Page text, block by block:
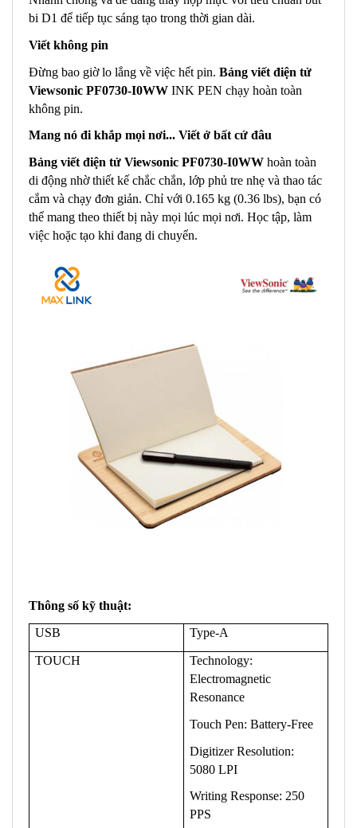
bi D1 để tiếp tục sáng tạo trong thời gian dài.
Viết không pin
Đừng bao giờ lo lắng về việc hết pin. Bảng viết điện tử
Viewsonic PF0730-I0WW INK PEN chạy hoàn toàn
không pin.
Mang nó đi khắp mọi nơi... Viết ở bất cứ đâu
Bảng viết điện tử Viewsonic PF0730-I0WW hoàn toàn
di động nhờ thiết kế chắc chắn, lớp phủ tre nhẹ và thao tác
cắm và chạy đơn giản. Chỉ với 0.165 kg (0.36 lbs), bạn có
thể mang theo thiết bị này mọi lúc mọi nơi. Học tập, làm
việc hoặc tạo khi đang di chuyển.
Thông số kỹ thuật:
USB Type-A
TOUCH
Technology:
Electromagnetic
Resonance
Touch Pen: Battery-Free
Digitizer Resolution:
5080 LPI
Writing Response: 250
PPS